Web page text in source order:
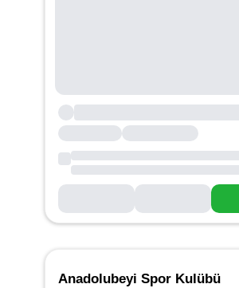
Anadolubeyi Spor Kulübü